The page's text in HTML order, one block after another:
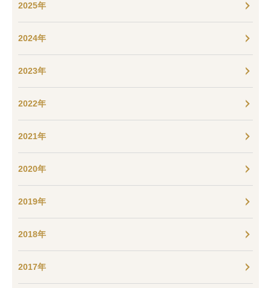
2025年
2024年
2023年
2022年
2021年
2020年
2019年
2018年
2017年